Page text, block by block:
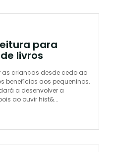
para
livros
as crianças desde cedo ao
benefícios aos pequeninos.
a desenvolver a
ao ouvir hist&...